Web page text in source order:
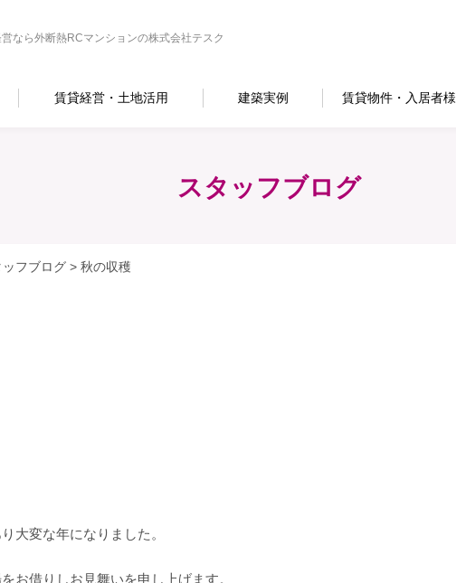
なら外断熱RCマンションの株式会社テスク
賃貸経営・土地活用 建築実例 賃貸物件・入居者様
スタッフブログ
ッフブログ > 秋の収穫
大変な年になりました。
お借りしお見舞いを申し上げます。